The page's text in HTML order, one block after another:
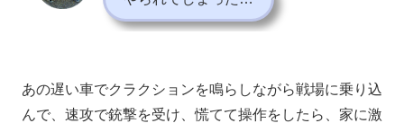
あの遅い車でクラクションを鳴らしながら戦場に乗り込
んで、速攻で銃撃を受け、慌てて操作をしたら、家に激